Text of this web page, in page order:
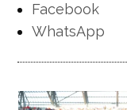
Facebook
WhatsApp